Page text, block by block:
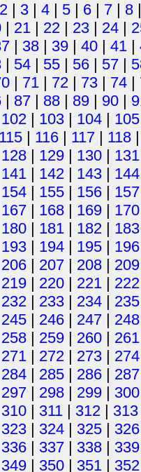
2 | 3 | 4 | 5 | 6 | 7 | 8
| 21 | 22 | 23 | 24 |
| 38 | 39 | 40 | 41 |
| 54 | 55 | 56 | 57 |
| 71 | 72 | 73 | 74 |
| 87 | 88 | 89 | 90 |
102 | 103 | 104 | 105
115 | 116 | 117 | 118
128 | 129 | 130 | 131
141 | 142 | 143 | 144
154 | 155 | 156 | 157
167 | 168 | 169 | 170
180 | 181 | 182 | 183
193 | 194 | 195 | 196
206 | 207 | 208 | 209
219 | 220 | 221 | 222
232 | 233 | 234 | 235
245 | 246 | 247 | 248
258 | 259 | 260 | 261
271 | 272 | 273 | 274
284 | 285 | 286 | 287
297 | 298 | 299 | 300
310 | 311 | 312 | 313
323 | 324 | 325 | 326
336 | 337 | 338 | 339
349 | 350 | 351 | 352